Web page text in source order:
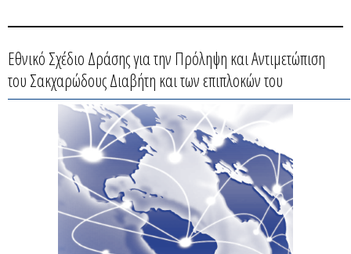
Εθνικό Σχέδιο Δράσης για την Πρόληψη και Αντιμετώπιση
του Σακχαρώδους Διαβήτη και των επιπλοκών του